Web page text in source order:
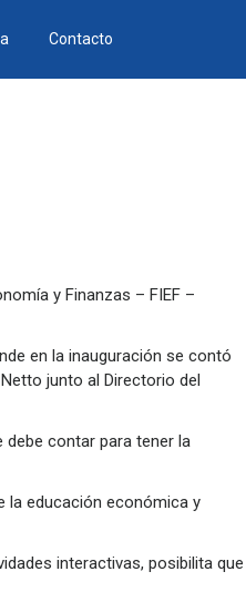
Contacto
y Finanzas – FIEF –
en la inauguración se contó
junto al Directorio del
debe contar para tener la
la educación económica y
interactivas, posibilita que